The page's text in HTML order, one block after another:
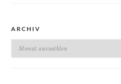
ARCHIV
Archiv